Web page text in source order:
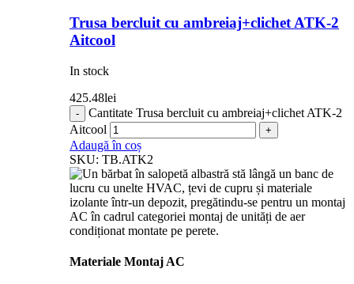
Trusa bercluit cu ambreiaj+clichet ATK-2
Aitcool
In stock
425.48lei
Cantitate Trusa bercluit cu ambreiaj+clichet ATK-2
Aitcool
Adaugă în coș
SKU: TB.ATK2
Materiale Montaj AC